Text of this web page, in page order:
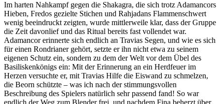
Im harten Nahkampf gegen die Shakagra, die sich trotz Adamancors
Hieben, Fredos gezielte Stichen und Rahjadans Flammenschwert
wenig beeindruckt zeigten, wurde mittlerweile klar, dass der Gruppe
die Zeit davonlief und das Ritual bereits fast vollendet war.
Adamancor erinnerte sich endlich an Travias Segen, und wie es sich
für einen Rondrianer gehört, setzte er ihn nicht etwa zu seinem
eigenen Schutz ein, sondern zu dem der Welt vor dem Übel des
Basiliskenkönigs ein: Mit der Erinnerung an ein Herdfeuer im
Herzen versuchte er, mit Travias Hilfe die Eiswand zu schmelzen,
die Beorn schützte – was ich nach der stimmungsvollen
Beschreibung des Spielers natürlich sehr passend fand! So war